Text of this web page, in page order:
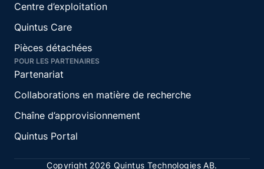
Centre d’exploitation
Quintus Care
Pièces détachées
POUR LES PARTENAIRES
Partenariat
Collaborations en matière de recherche
Chaîne d’approvisionnement
Quintus Portal
Copyright 2026 Quintus Technologies AB.